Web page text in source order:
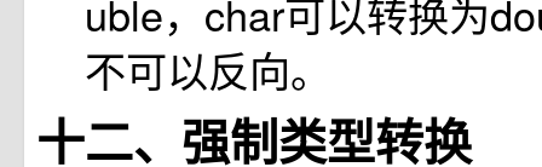
uble，char可以转换为
不可以反向。
十二、强制类型转换